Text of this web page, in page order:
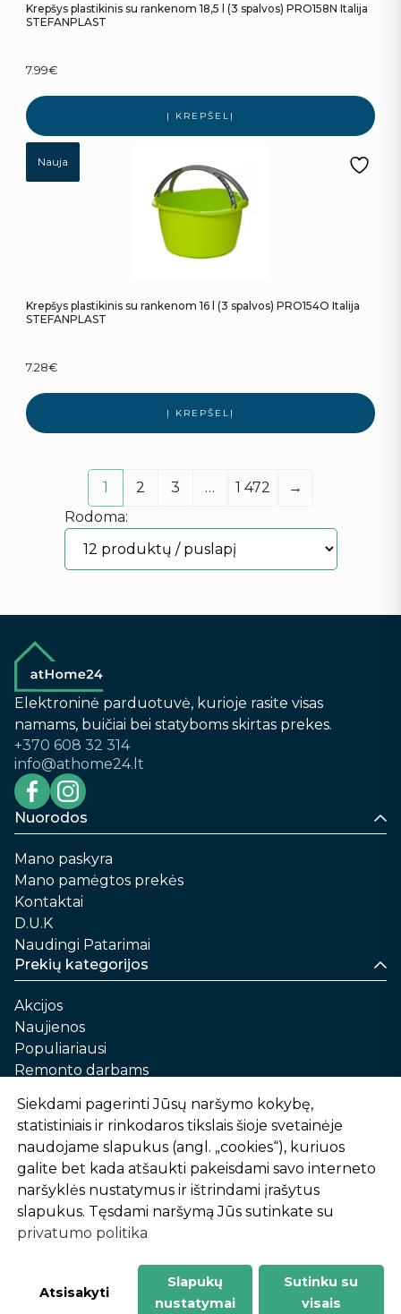
Krepšys plastikinis su rankenom 18,5 l (3 spalvos) PRO158N Italija
STEFANPLAST
7.99€
Į KREPŠELĮ
Nauja
Krepšys plastikinis su rankenom 16 l (3 spalvos) PRO154O Italija
STEFANPLAST
7.28€
Į KREPŠELĮ
1 2 3 … 1 472
→
Rodoma:
Elektroninė parduotuvė, kurioje rasite visas
namams, buičiai bei statyboms skirtas prekes.
+370 608 32 314
info@athome24.lt
Nuorodos
Mano paskyra
Mano pamėgtos prekės
Kontaktai
D.U.K
Naudingi Patarimai
Prekių kategorijos
Akcijos
Naujienos
Populiariausi
Remonto darbams
Automobilių priežiūrai
Sodui ir daržui
Informacija
Apie mus
Prekių pirkimo – pardavimo taisyklės
Prekių pristatymas ir atsiėmimas
-
1
2
%
n
u
o
l
a
i
d
Siekdami pagerinti Jūsų naršymo kokybę,
statistiniais ir rinkodaros tikslais šioje svetainėje
naudojame slapukus (angl. „cookies“), kuriuos
galite bet kada atšaukti pakeisdami savo interneto
naršyklės nustatymus ir ištrindami įrašytus
slapukus. Tęsdami naršymą Jūs sutinkate su
privatumo politika
Atsisakyti
Slapukų
nustatymai
Sutinku su
visais